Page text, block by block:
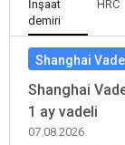
İnşaat
demiri
HRC
Shanghai
Shanghai
1 ay vadeli
07.08.2026